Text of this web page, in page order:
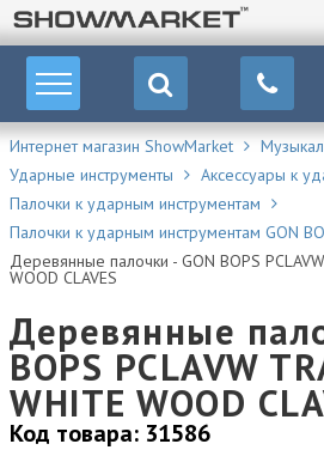
Интернет магазин ShowMarket
Ударные инструменты
Аксессуары к
Палочки к ударным инструментам
Палочки к ударным инструментам GON
Деревянные палочки - GON BOPS
WOOD CLAVES
Деревянные
BOPS PCLAVW
WHITE WOOD
Код товара: 31586